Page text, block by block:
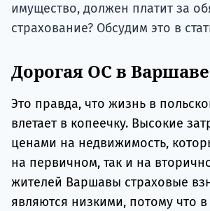
имущество, должен платит за
страхование? Обсудим это в
Дорогая OC в Варшаве
Это правда, что жизнь в
влетает в копеечку. Высокие
ценами на недвижимость,
на первичном, так и на
жителей Варшавы страховые
являются низкими, потому что